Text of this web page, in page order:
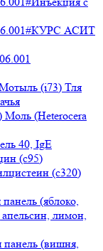
АСИТ
(i73) Тля
Моль (Heterocera
40, IgE
(c95)
(с320)
(яблоко,
лимон,
(вишня,